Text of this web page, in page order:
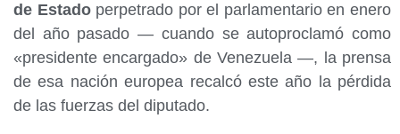
de Estadoperpetrado por el parlamentario en enero
del año pasado — cuando se autoproclamó como
«presidente encargado» de Venezuela —, la prensa
de esa nación europea recalcó este año la pérdida
de las fuerzas del diputado.